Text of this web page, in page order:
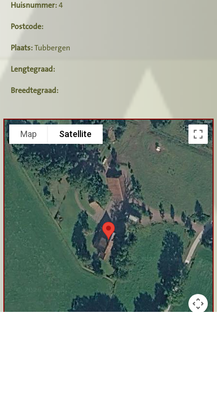
Huisnummer: 4
Postcode:
Plaats: Tubbergen
Lengtegraad:
Breedtegraad:
Map Satellite